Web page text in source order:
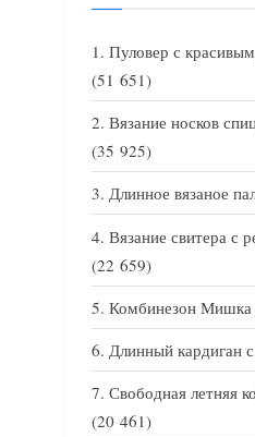
Пуловер с
(51 651)
Вязание носков
(35 925)
Длинное вязаное
Вязание свитера с
(22 659)
Комбинезон Мишка
Длинный кардиган
Свободная летняя
(20 461)